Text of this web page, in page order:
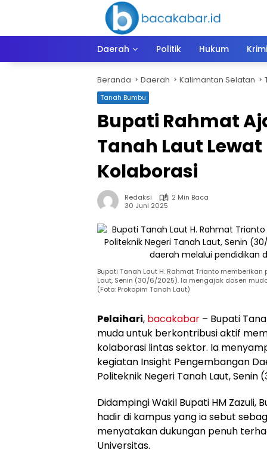
Daerah Politik Hukum
Beranda Daerah Kalimantan Selatan
Tanah Bumbu
Bupati Rahmat
Tanah Laut
Kolaborasi
Redaksi
2 Min Baca
30 Juni 2025
Bupati Tanah Laut H. Rahmat Trianto
Laut, Senin (30/6/2025). Ia mengajak dosen
(Foto: Prokopim Tanah Laut)
Pelaihari, bacakabar – Bupati
muda untuk berkontribusi aktif
kolaborasi lintas sektor. Ia
kegiatan Insight Pengembangan
Politeknik Negeri Tanah Laut, Senin
Didampingi Wakil Bupati HM
hadir di kampus yang ia sebut
menyatakan dukungan penuh
Universitas.